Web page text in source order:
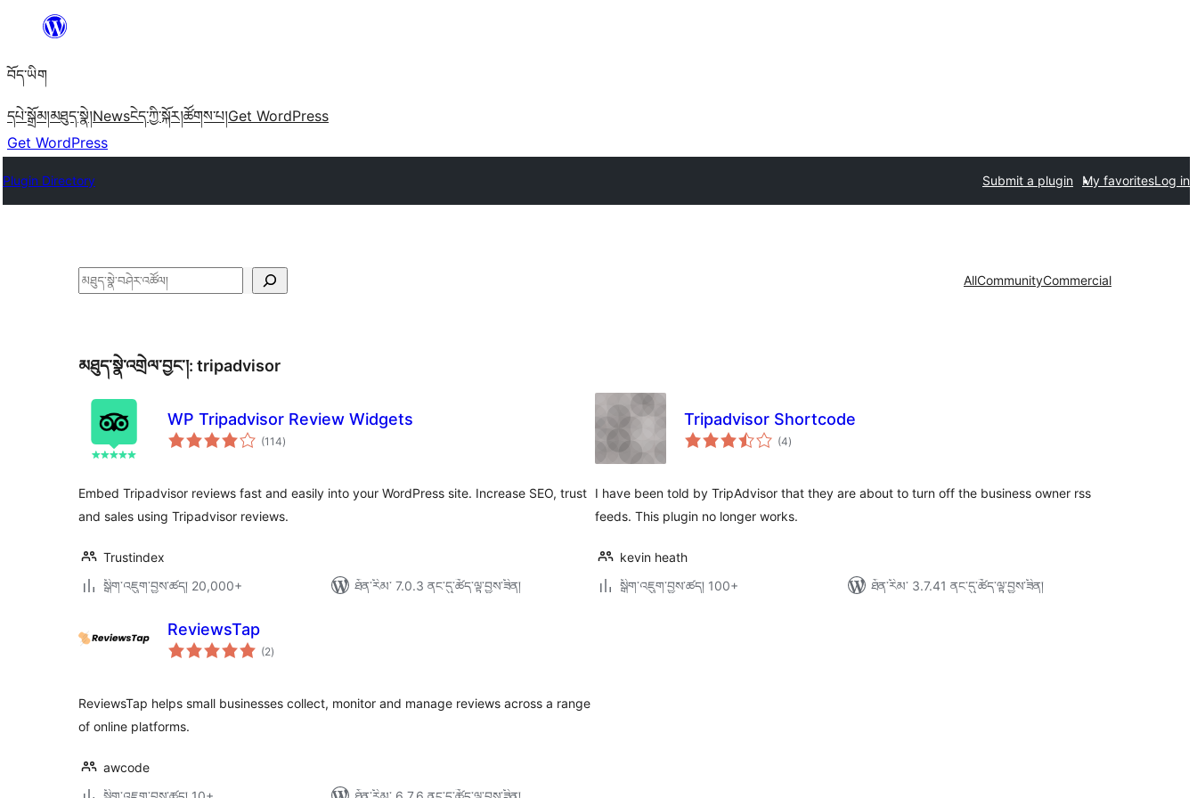
content
བོད་ཡིག
དཔེ་སྒྲོམ།མཐུད་སྣེ།Newsངེད་ཀྱི་སྐོར།ཚོགས་པ།Get WordPress
Get WordPress
Plugin Directory Submit a plugin My favoritesLog in
བཤེར་
AllCommunityCommercial
མཐུད་སྣེ་འགྲེལ་བྱང་།: tripadvisor
WP Tripadvisor Review Widgets
(114གདེང་
འཇོག་
)
Embed Tripadvisor reviews fast and easily into your WordPress site. Increase SEO, trust
and sales using Tripadvisor reviews.
Trustindex
སྒྲིག་འཇུག་བྱས་ཚད། 20,000+
ཐོན་རིམ་ 7.0.3 ནང་དུ་ཚོད་ལྟ་བྱས་ཟིན།
Tripadvisor Shortcode
(4གདེང་
འཇོག་
)
I have been told by TripAdvisor that they are about to turn off the business owner rss
feeds. This plugin no longer works.
kevin heath
སྒྲིག་འཇུག་བྱས་ཚད། 100+
ཐོན་རིམ་ 3.7.41 ནང་དུ་ཚོད་ལྟ་བྱས་ཟིན།
ReviewsTap
(2གདེང་
འཇོག་
)
ReviewsTap helps small businesses collect, monitor and manage reviews across a range
of online platforms.
awcode